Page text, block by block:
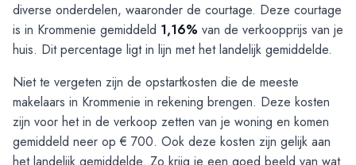
diverse onderdelen, waaronder de courtage. Deze courtage
is in Krommenie gemiddeld 1,16% van de verkoopprijs van je
huis. Dit percentage ligt in lijn met het landelijk gemiddelde.
Niet te vergeten zijn de opstartkosten die de meeste
makelaars in Krommenie in rekening brengen. Deze kosten
zijn voor het in de verkoop zetten van je woning en komen
gemiddeld neer op € 700. Ook deze kosten zijn gelijk aan